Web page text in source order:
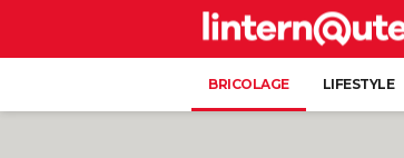
BRICOLAGE LIFESTYLE